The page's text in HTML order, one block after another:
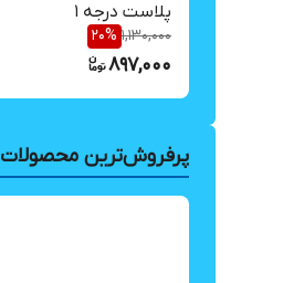
پلاست درجه ۱
1,130,000
20%
897,000
پرفروش‌ترین محصولات